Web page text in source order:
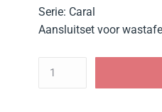
Serie: Caral
Aansluitset voor